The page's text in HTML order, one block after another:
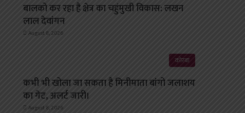
बालको कर रहा है क्षेत्र का चहुंमुखी विकास: लखन
लाल देवांगन
August 8, 2026
कोरबा
कभी भी खोला जा सकता है मिनीमाता बांगो जलाशय
का गेट, अलर्ट जारी।
August 8, 2026